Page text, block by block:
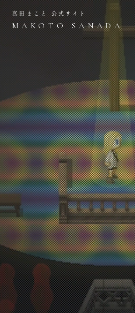
真田まこと 公式サイト
MAKOTO SANADA